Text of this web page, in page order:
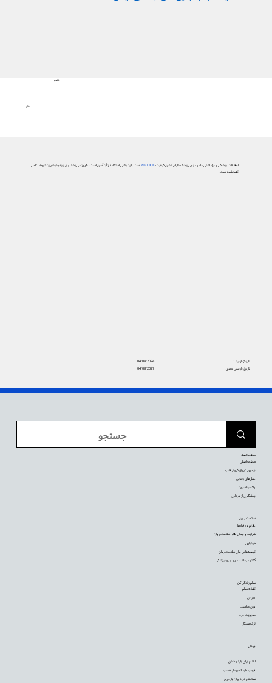
علائم
بعدی
اطلاعات پزشکی و بهداشتی ما در دیجی‌پزشک دارای نشان کیفیتPIF TICKاست. این یعنی استفاده از آن آسان است، به‌روز می‌باشد و بر پایه جدیدترین شواهد علمی
تهیه شده است.
04/08/2024
تاریخ بازبینی:
04/08/2027
تاریخ بازبینی بعدی:
بارداری
اقدام برای باردار شدن
فهمیده‌اید که باردار هستید
سلامتی در دوران بارداری
سالم زندگی کن
تغذیه سالم
ورزش
وزن مناسب
مدیریت درد
ترک سیگار
سلامت روان
علائم و رفتارها
شرایط و بیماری‌های سلامت روان
خودیاری
توصیه‌‌هایی برای سلامت روان
گفتار درمانی، دارو و روانپزشکی
صفحه اصلی
صفحه اصلی
بیماری عروق کرونر قلب
عمل‌های زیبایی
واکسیناسیون
پیشگیری از بارداری